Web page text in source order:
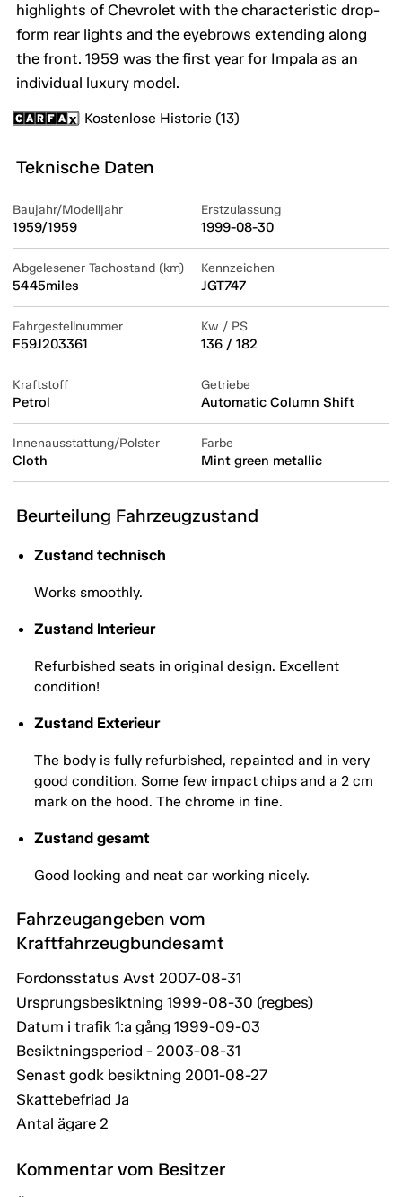
highlights of Chevrolet with the characteristic drop-
form rear lights and the eyebrows extending along
the front. 1959 was the first year for Impala as an
individual luxury model.
Kostenlose Historie (13)
Teknische Daten
Baujahr/Modelljahr
1959/1959
Erstzulassung
1999-08-30
Abgelesener Tachostand (km)
5445miles
Kennzeichen
JGT747
Fahrgestellnummer
F59J203361
Kw / PS
136 / 182
Kraftstoff
Petrol
Getriebe
Automatic Column Shift
Innenausstattung/Polster
Cloth
Farbe
Mint green metallic
Beurteilung Fahrzeugzustand
Zustand technisch
Works smoothly.
Zustand Interieur
Refurbished seats in original design. Excellent
condition!
Zustand Exterieur
The body is fully refurbished, repainted and in very
good condition. Some few impact chips and a 2 cm
mark on the hood. The chrome in fine.
Zustand gesamt
Good looking and neat car working nicely.
Fahrzeugangeben vom
Kraftfahrzeugbundesamt
Fordonsstatus Avst 2007-08-31
Ursprungsbesiktning 1999-08-30 (regbes)
Datum i trafik 1:a gång 1999-09-03
Besiktningsperiod - 2003-08-31
Senast godk besiktning 2001-08-27
Skattebefriad Ja
Antal ägare 2
Kommentar vom Besitzer